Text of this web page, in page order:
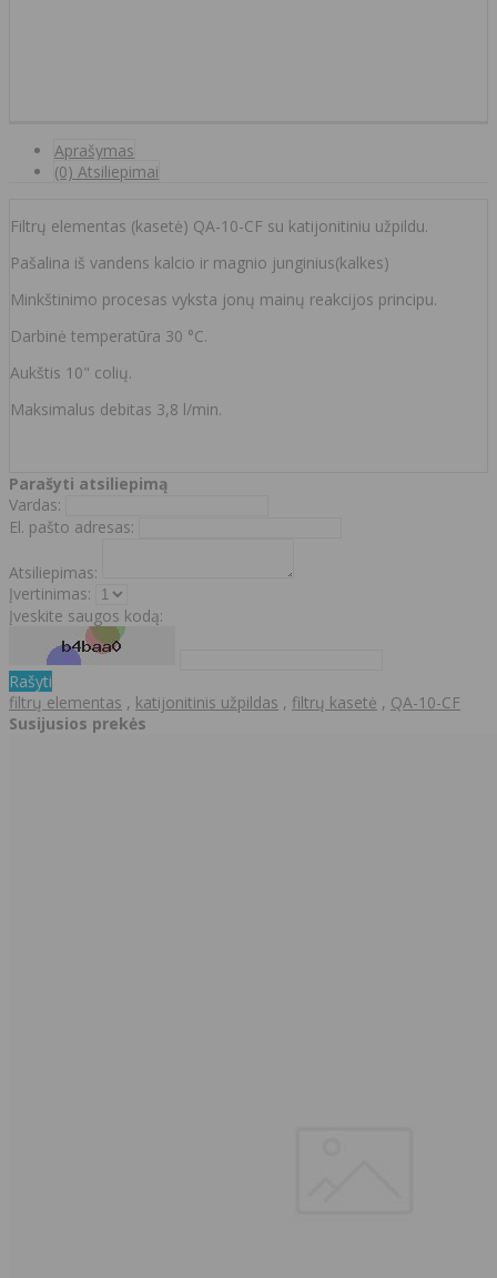
Aprašymas
(0) Atsiliepimai
Filtrų elementas (kasetė) QA-10-CF su katijonitiniu užpildu.
Pašalina iš vandens kalcio ir magnio junginius(kalkes)
Minkštinimo procesas vyksta jonų mainų reakcijos principu.
Darbinė temperatūra 30 °C.
Aukštis 10" colių.
Maksimalus debitas 3,8 l/min.
Parašyti atsiliepimą
Vardas:
El. pašto adresas:
Atsiliepimas:
Įvertinimas:
Įveskite saugos kodą:
Rašyti
filtrų elementas , katijonitinis užpildas , filtrų kasetė , QA-10-CF
Susijusios prekės